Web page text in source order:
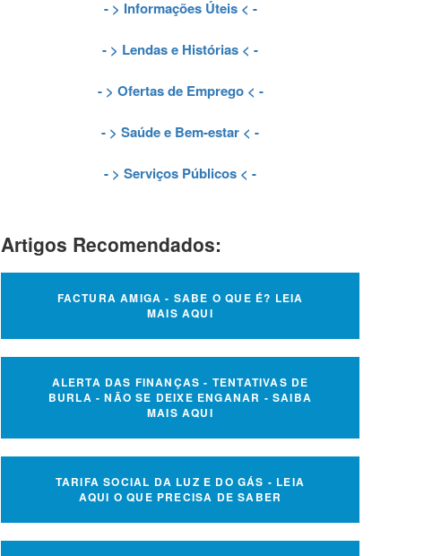
- > Informações Úteis< -
- > Lendas e Histórias < -
- > Ofertas de Emprego< -
- > Saúde e Bem-estar < -
- > Serviços Públicos < -
Artigos Recomendados:
FACTURA AMIGA - SABE O QUE É? LEIA
MAIS AQUI
ALERTA DAS FINANÇAS - TENTATIVAS DE
BURLA - NÃO SE DEIXE ENGANAR - SAIBA
MAIS AQUI
TARIFA SOCIAL DA LUZ E DO GÁS - LEIA
AQUI O QUE PRECISA DE SABER